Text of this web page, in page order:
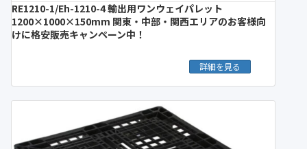
RE1210-1/Eh-1210-4 輸出用ワンウェイパレット
1200×1000×150mm 関東・中部・関西エリアのお客様向
けに格安販売キャンペーン中！
詳細を見る